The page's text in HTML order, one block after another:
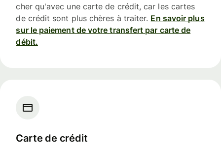
cher qu'avec une carte de crédit, car les cartes
de crédit sont plus chères à traiter. En savoir plus
sur le paiement de votre transfert par carte de
débit.
Carte de crédit